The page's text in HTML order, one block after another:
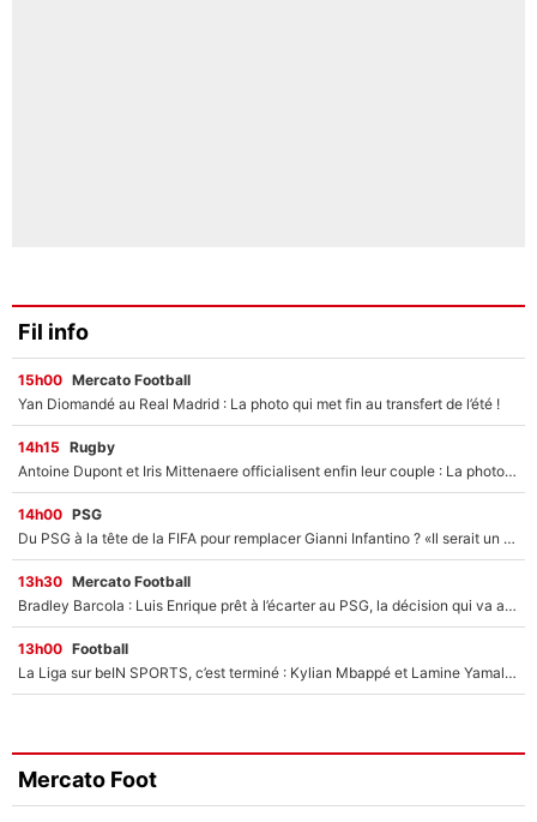
Fil info
15h00 Mercato Football
Yan Diomandé au Real Madrid : La photo qui met fin au transfert de l’été !
14h15 Rugby
Antoine Dupont et Iris Mittenaere officialisent enfin leur couple : La photo qui enflamme les réseaux sociaux
14h00 PSG
Du PSG à la tête de la FIFA pour remplacer Gianni Infantino ? «Il serait un mauvais président», le patron de la Liga s'attaque à Nasser Al-Khelaïfi !
13h30 Mercato Football
Bradley Barcola : Luis Enrique prêt à l’écarter au PSG, la décision qui va accélérer son transfert à Liverpool ?
13h00 Football
La Liga sur beIN SPORTS, c’est terminé : Kylian Mbappé et Lamine Yamal changent de chaîne, «le moment était venu d'ouvrir un nouveau chapitre»
Mercato Foot